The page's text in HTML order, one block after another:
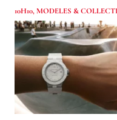
10H10,MODELES &